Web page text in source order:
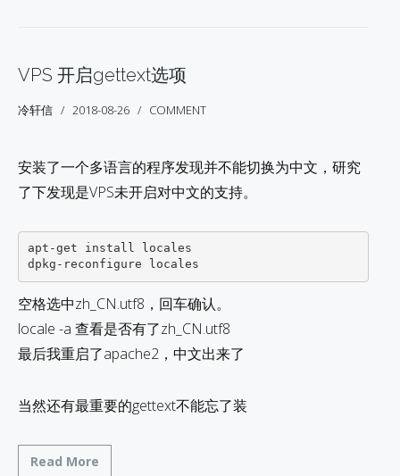
VPS 开启gettext选项
冷轩信 2018-08-26 COMMENT
安装了一个多语言的程序发现并不能切换为中文，研究
了下发现是VPS未开启对中文的支持。
apt-get install locales
空格选中zh_CN.utf8，回车确认。
locale -a 查看是否有了zh_CN.utf8
最后我重启了apache2，中文出来了
当然还有最重要的gettext不能忘了装
Read More